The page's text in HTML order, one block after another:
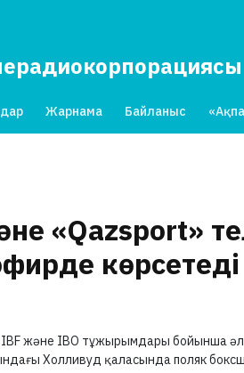
Жарнама Байланыс
«Qazsport»
көрсетеді
IBF және IBO тұжырымдары бойынша
Холливуд қаласында поляк